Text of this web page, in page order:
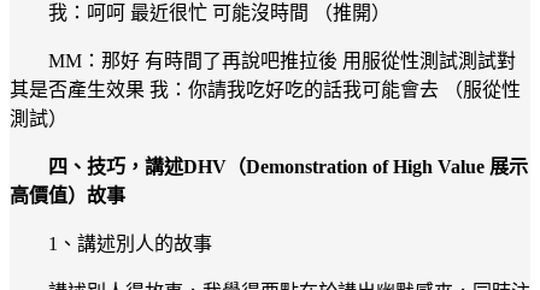
我：呵呵 最近很忙 可能沒時間 （推開）
MM：那好 有時間了再說吧推拉後 用服從性測試測試對
其是否產生效果 我：你請我吃好吃的話我可能會去 （服從性
測試）
四、技巧，講述DHV（Demonstration of High Value 展示
高價值）故事
1、講述別人的故事